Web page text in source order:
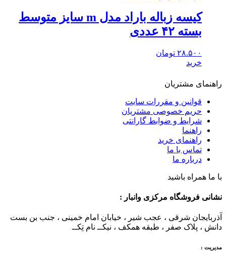
کیسه زباله باراد مدل m سایز متوسط
بسته ۴۲ عددی
۲۸.۵۰۰ تومان
خرید
راهنمای مشتریان
قوانین و مقررات سایت
حریم خصوصی مشتریان
شرایط و ضوابط گارانتی
راهنما
راهنمای خرید
تماس با ما
درباره ما
با ما همراه باشید
نشانی فروشگاه مرکزی وانبار :
آذربایجان شرقی ، عجب شیر ، خیابان امام خمینی ، جنب بن بست
دانش ، پلاک صفر ، طبقه همکف ، نیکــ نام تِکــ
مدیریت :